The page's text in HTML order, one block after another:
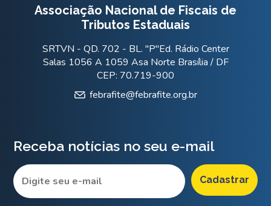
Associação Nacional de Fiscais de
Tributos Estaduais
SRTVN - QD. 702 - BL. "P"Ed. Rádio Center
Salas 1056 A 1059 Asa Norte Brasília / DF
CEP: 70.719-900
febrafite@febrafite.org.br
Receba notícias no seu e-mail